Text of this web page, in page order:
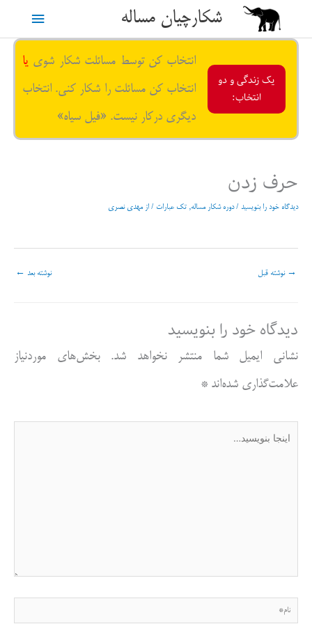
محتوا
شکارچیان مساله
فهرست
یک زندگی و دو
انتخاب:
انتخاب کن توسط مسائلت شکار شوی یا
انتخاب کن مسائلت را شکار کنی. انتخاب
دیگری درکار نیست. «فیل سیاه»
حرف زدن
دیدگاه‌ خود را بنویسید /دوره شکار مساله, تک عبارات / از مهدی نصری
→ نوشته قبل نوشته بعد ←
دیدگاه‌ خود را بنویسید
نشانی ایمیل شما منتشر نخواهد شد.
بخش‌های موردنیاز
علامت‌گذاری شده‌اند*
نام*